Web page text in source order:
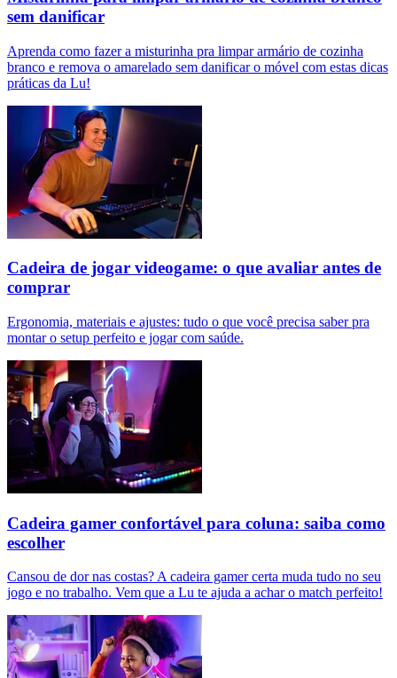
sem danificar
Aprenda como fazer a misturinha pra limpar armário de cozinha
branco e remova o amarelado sem danificar o móvel com estas dicas
práticas da Lu!
Cadeira de jogar videogame: o que avaliar antes de
comprar
Ergonomia, materiais e ajustes: tudo o que você precisa saber pra
montar o setup perfeito e jogar com saúde.
Cadeira gamer confortável para coluna: saiba como
escolher
Cansou de dor nas costas? A cadeira gamer certa muda tudo no seu
jogo e no trabalho. Vem que a Lu te ajuda a achar o match perfeito!